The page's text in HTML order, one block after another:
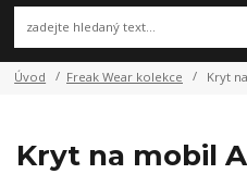
Úvod Freak Wear kolekce Kryt
Kryt na mobil